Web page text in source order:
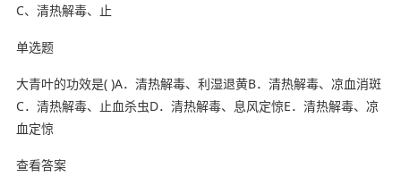
C、清热解毒、止
单选题
大青叶的功效是( )A．清热解毒、利湿退黄B．清热解毒、凉血消斑
C．清热解毒、止血杀虫D．清热解毒、息风定惊E．清热解毒、凉
血定惊
查看答案